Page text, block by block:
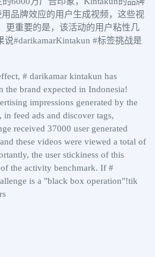
品牌效应的用户生成视频，这些视
更重要的是，该活动的用户粘性几
#darikamarKintakun #标签挑战是
# darikamar kintakun has
the brand expected in Indonesia!
impressions generated by the
feed ads and discover tags,
received 37000 user generated
these videos were viewed a total of
the user stickiness of this
the activity benchmark. If #
is a "black box operation"!tik